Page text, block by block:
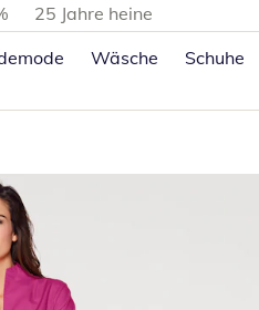
25 Jahre heine
Wäsche Schuhe